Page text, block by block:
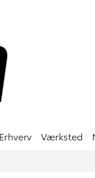
Erhverv Værksted